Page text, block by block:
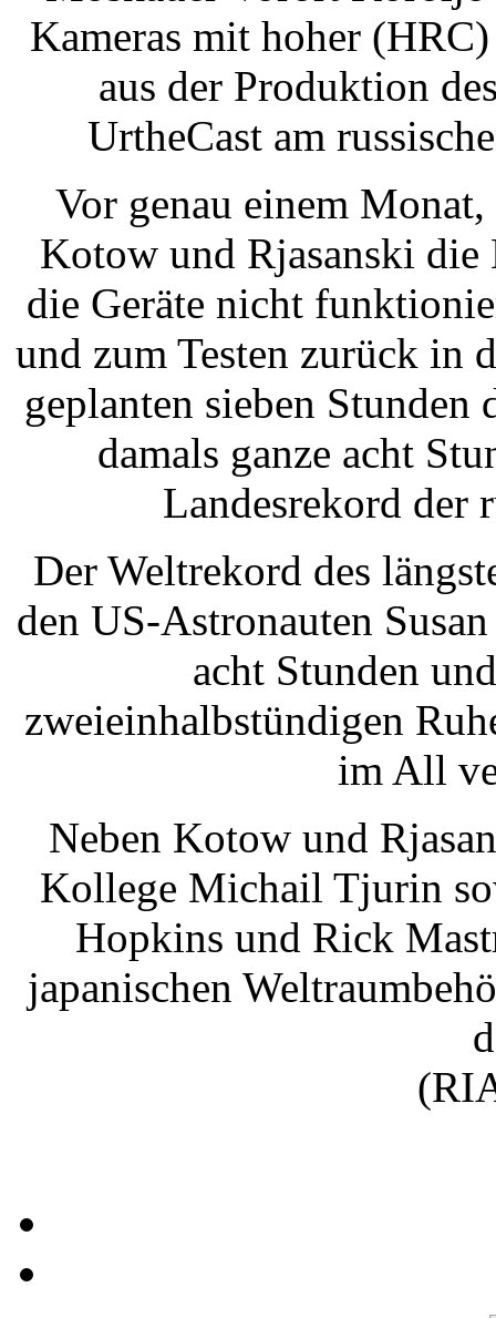
Kameras mit hoher
aus der Produktion
UrtheCast am
Vor genau einem
Kotow und Rjasanski
die Geräte nicht
und zum Testen zurück in
geplanten sieben Stunden
damals ganze acht
Landesrekord der
Der Weltrekord des
den US-Astronauten
acht Stunden
zweieinhalbstündigen
im All
Neben Kotow und
Kollege Michail Tjurin
Hopkins und Rick
japanischen